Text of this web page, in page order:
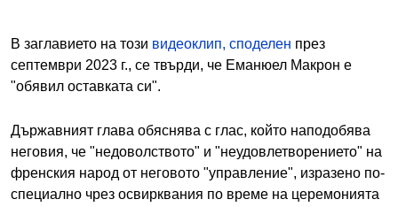
В заглавието на този видеоклип, споделен през
септември 2023 г., се твърди, че Еманюел Макрон е
"обявил оставката си".
Държавният глава обяснява с глас, който наподобява
неговия, че "недоволството" и "неудовлетворението" на
френския народ от неговото "управление", изразено по-
специално чрез освирквания по време на церемонията